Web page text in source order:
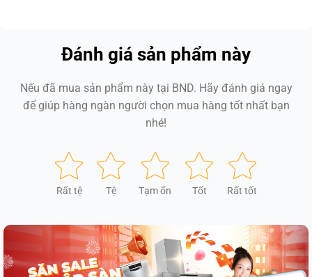
Đánh giá sản phẩm này
Nếu đã mua sản phẩm này tại BND. Hãy đánh giá ngay
để giúp hàng ngàn người chọn mua hàng tốt nhất bạn
nhé!
Rất tệ Tệ Tạm ổn Tốt Rất tốt